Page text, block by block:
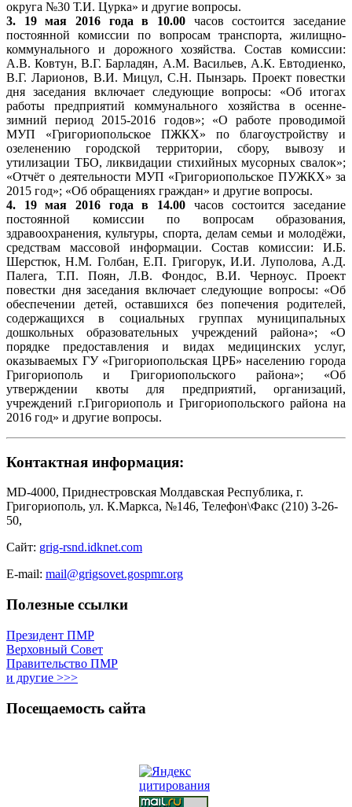
округа №30 Т.И. Цурка» и другие вопросы.
3. 19 мая 2016 года в 10.00 часов состоится заседание
постоянной комиссии по вопросам транспорта, жилищно-
коммунального и дорожного хозяйства. Состав комиссии:
А.В. Ковтун, В.Г. Барладян, А.М. Васильев, А.К. Евтодиенко,
В.Г. Ларионов, В.И. Мицул, С.Н. Пынзарь. Проект повестки
дня заседания включает следующие вопросы: «Об итогах
работы предприятий коммунального хозяйства в осенне-
зимний период 2015-2016 годов»; «О работе проводимой
МУП «Григориопольское ПЖКХ» по благоустройству и
озеленению городской территории, сбору, вывозу и
утилизации ТБО, ликвидации стихийных мусорных свалок»;
«Отчёт о деятельности МУП «Григориопольское ПУЖКХ» за
2015 год»; «Об обращениях граждан» и другие вопросы.
4. 19 мая 2016 года в 14.00 часов состоится заседание
постоянной комиссии по вопросам образования,
здравоохранения, культуры, спорта, делам семьи и молодёжи,
средствам массовой информации. Состав комиссии: И.Б.
Шерстюк, Н.М. Голбан, Е.П. Григорук, И.И. Луполова, А.Д.
Палега, Т.П. Поян, Л.В. Фондос, В.И. Черноус. Проект
повестки дня заседания включает следующие вопросы: «Об
обеспечении детей, оставшихся без попечения родителей,
содержащихся в социальных группах муниципальных
дошкольных образовательных учреждений района»; «О
порядке предоставления и видах медицинских услуг,
оказываемых ГУ «Григориопольская ЦРБ» населению города
Григориополь и Григориопольского района»; «Об
утверждении квоты для предприятий, организаций,
учреждений г.Григориополь и Григориопольского района на
2016 год» и другие вопросы.
Контактная информация:
MD-4000, Приднестровская Молдавская Республика, г.
Григориополь, ул. К.Маркса, №146, Телефон\Факс (210) 3-26-
50,
Сайт: grig-rsnd.idknet.com
E-mail: mail@grigsovet.gospmr.org
Полезные ссылки
Президент ПМР
Верховный Совет
Правительство ПМР
и другие >>>
Посещаемость сайта